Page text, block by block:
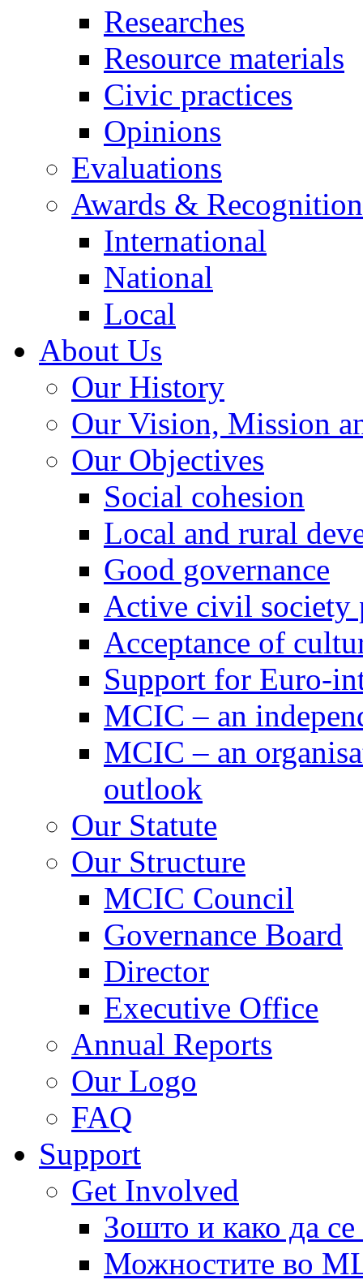
Researches
Resource materials
Civic practices
Opinions
Evaluations
Awards &
International
National
Local
About Us
Our History
Our Vision, Mission
Our Objectives
Social cohesion
Local and rural
Good governance
Active civil society
Acceptance of
Support for Euro-
MCIC – an
MCIC – an
outlook
Our Statute
Our Structure
MCIC Council
Governance Board
Director
Executive Office
Annual Reports
Our Logo
FAQ
Support
Get Involved
Зошто и како да
Можностите во